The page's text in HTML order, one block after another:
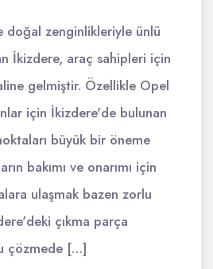
doğal zenginlikleriyle ünlü
İkizdere, araç sahipleri için
gelmiştir. Özellikle Opel
için İkizdere'de bulunan
büyük bir öneme
bakımı ve onarımı için
ulaşmak bazen zorlu
çıkma parça
çözmede […]